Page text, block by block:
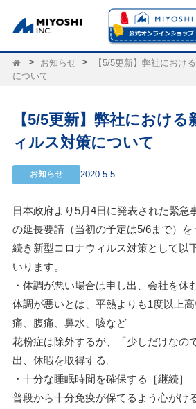
お知らせ
【5/5更新】弊社におけ
について
【5/5更新】弊社における
ィルス対策について
お知らせ 2020.5.5
日本政府より5月4日に発表された緊急
の延長要請（当初の予定は5/6まで）を
続き新型コロナウィルス対策として以
いります。
・体調が悪い場合は申し出、会社を休
体調が悪いとは、平熱よりも1度以上
痛、腹痛、鼻水、咳など
花粉症は除外するが、「少しだけなの
出、休暇を取得する。
・十分な睡眠時間を確保する［継続］
普段から十分免疫が保てるよう心がける